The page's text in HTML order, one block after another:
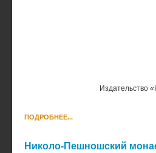
Издательство
ПОДРОБНЕЕ...
Николо-Пешношский